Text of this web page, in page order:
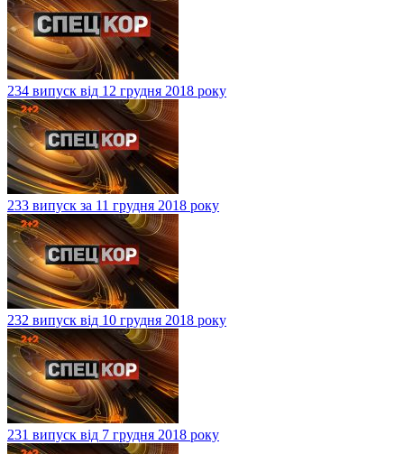
234 випуск від 12 грудня 2018 року
233 випуск за 11 грудня 2018 року
232 випуск від 10 грудня 2018 року
231 випуск від 7 грудня 2018 року